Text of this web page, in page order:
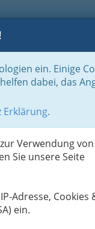
BRANCHEN
ein. Einige
dabei, das
Erklärung.
Verwendung von
Sie unsere Seite
Adresse, Cookies
ein.
Mess-, Steuer-